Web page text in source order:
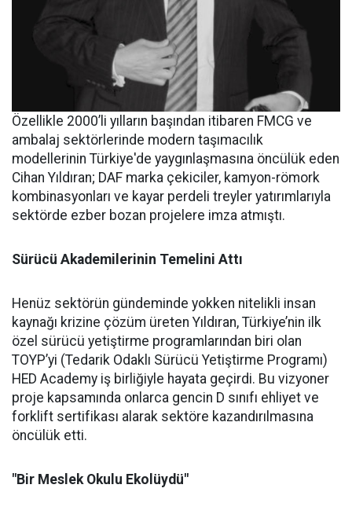
Özellikle 2000’li yılların başından itibaren FMCG ve
ambalaj sektörlerinde modern taşımacılık
modellerinin Türkiye'de yaygınlaşmasına öncülük eden
Cihan Yıldıran; DAF marka çekiciler, kamyon-römork
kombinasyonları ve kayar perdeli treyler yatırımlarıyla
sektörde ezber bozan projelere imza atmıştı.
Sürücü Akademilerinin Temelini Attı
Henüz sektörün gündeminde yokken nitelikli insan
kaynağı krizine çözüm üreten Yıldıran, Türkiye’nin ilk
özel sürücü yetiştirme programlarından biri olan
TOYP’yi (Tedarik Odaklı Sürücü Yetiştirme Programı)
HED Academy iş birliğiyle hayata geçirdi. Bu vizyoner
proje kapsamında onlarca gencin D sınıfı ehliyet ve
forklift sertifikası alarak sektöre kazandırılmasına
öncülük etti.
"Bir Meslek Okulu Ekolüydü"